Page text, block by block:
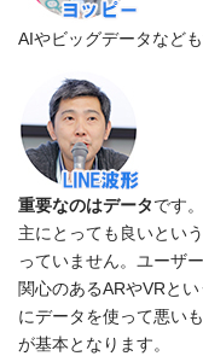
AIやビッグデータなど
重要なのはデータです
主にとっても良いとい
っていません。ユーザ
関心のあるARやVRと
にデータを使って悪い
が基本となります。